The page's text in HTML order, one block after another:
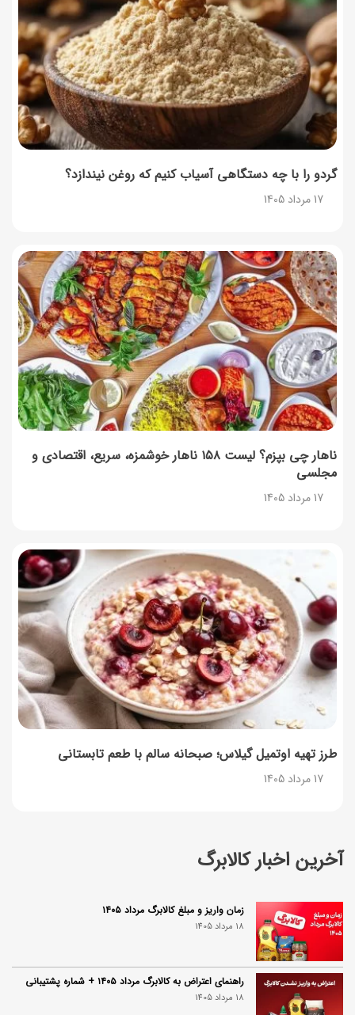
آخرین اخبار کالابرگ
زمان واریز و مبلغ کالابرگ مرداد ۱۴۰۵
18 مرداد 1405
راهنمای اعتراض به کالابرگ مرداد ۱۴۰۵ + شماره پشتیبانی
18 مرداد 1405
گردو را با چه دستگاهی آسیاب کنیم که روغن نیندازد؟
17 مرداد 1405
ناهار چی بپزم؟ لیست ۱۵۸ ناهار خوشمزه، سریع، اقتصادی و
مجلسی
17 مرداد 1405
طرز تهیه اوتمیل گیلاس؛ صبحانه سالم با طعم تابستانی
17 مرداد 1405